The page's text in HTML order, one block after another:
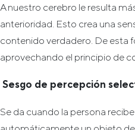
A nuestro cerebro le resulta
anterioridad. Esto crea una
contenido verdadero. De esta
aprovechando el principio de
Sesgo de percepción
Se da cuando la persona